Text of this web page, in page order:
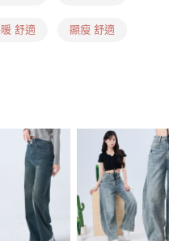
運費
運費
運費
舒適 顯瘦 舒適